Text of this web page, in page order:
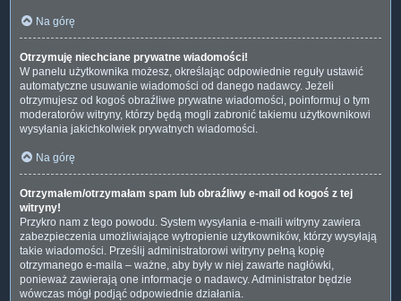
Na górę
Otrzymuję niechciane prywatne wiadomości!
W panelu użytkownika możesz, określając odpowiednie reguły ustawić
automatyczne usuwanie wiadomości od danego nadawcy. Jeżeli
otrzymujesz od kogoś obraźliwe prywatne wiadomości, poinformuj o tym
moderatorów witryny, którzy będą mogli zabronić takiemu użytkownikowi
wysyłania jakichkolwiek prywatnych wiadomości.
Na górę
Otrzymałem/otrzymałam spam lub obraźliwy e-mail od kogoś z tej
witryny!
Przykro nam z tego powodu. System wysyłania e-maili witryny zawiera
zabezpieczenia umożliwiające wytropienie użytkowników, którzy wysyłają
takie wiadomości. Prześlij administratorowi witryny pełną kopię
otrzymanego e-maila – ważne, aby były w niej zawarte nagłówki,
ponieważ zawierają one informacje o nadawcy. Administrator będzie
wówczas mógł podjąć odpowiednie działania.